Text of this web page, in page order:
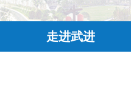
走进武进